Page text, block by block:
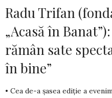
Radu Trifan
„Acasă în
rămân sate
în bine”
• Cea de-a șasea ediție a